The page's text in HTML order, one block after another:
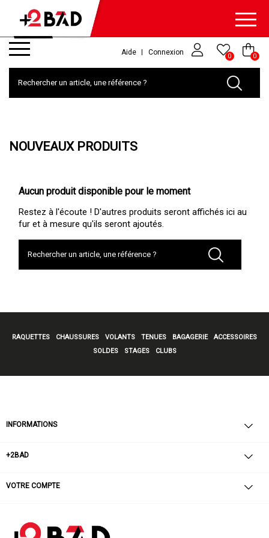
Aide Connexion 0 0
NOUVEAUX PRODUITS
Aucun produit disponible pour le moment
Restez à l'écoute ! D'autres produits seront affichés ici au
fur et à mesure qu'ils seront ajoutés.
RAQUETTES CHAUSSURES VOLANTS TENUES BAGAGERIE
ACCESSOIRES
SOLDES
STAGES CLUBS
INFORMATIONS
+2BAD
VOTRE COMPTE